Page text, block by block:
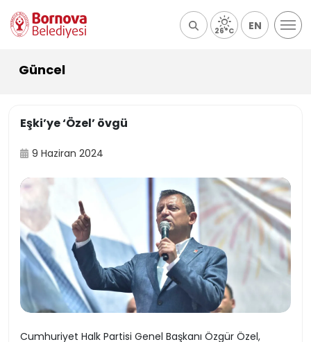
26°C EN
Güncel
Eşki’ye ‘Özel’ övgü
9 Haziran 2024
Cumhuriyet Halk Partisi Genel Başkanı Özgür Özel,